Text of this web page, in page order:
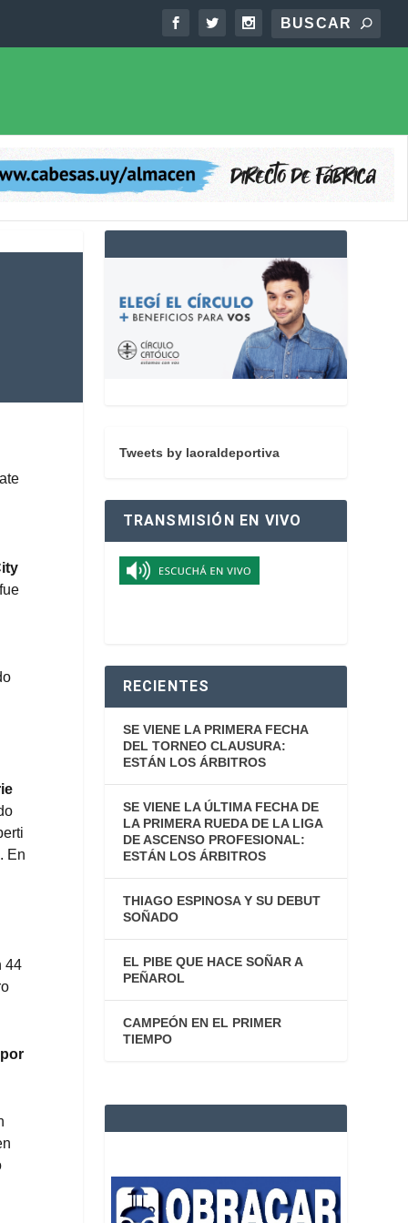
En
44
Tweets by laoraldeportiva
TRANSMISIÓN EN VIVO
RECIENTES
SE VIENE LA PRIMERA FECHA
DEL TORNEO CLAUSURA:
ESTÁN LOS ÁRBITROS
SE VIENE LA ÚLTIMA FECHA DE
LA PRIMERA RUEDA DE LA LIGA
DE ASCENSO PROFESIONAL:
ESTÁN LOS ÁRBITROS
THIAGO ESPINOSA Y SU DEBUT
SOÑADO
EL PIBE QUE HACE SOÑAR A
PEÑAROL
CAMPEÓN EN EL PRIMER
TIEMPO